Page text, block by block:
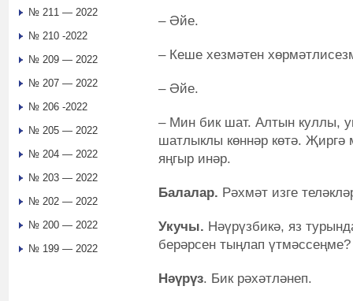
– Әйе.
– Кеше хезмәтен
– Әйе.
– Мин бик шат. Алтын куллы,
шатлыклы көннәр көтә.
яңгыр инәр.
Балалар. Рәхмәт изге
Укучы. Нәүрүзбикә, яз
берәрсен тыңлап үтмәссеңме?
Нәүрүз. Бик рәхәтләнеп.
№ 211 — 2022
№ 210 -2022
№ 209 — 2022
№ 207 — 2022
№ 206 -2022
№ 205 — 2022
№ 204 — 2022
№ 203 — 2022
№ 202 — 2022
№ 200 — 2022
№ 199 — 2022